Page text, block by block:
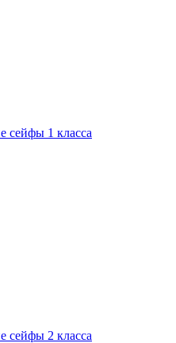
сейфы 1 класса
сейфы 2 класса